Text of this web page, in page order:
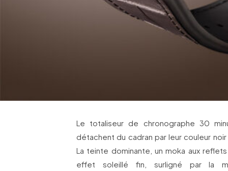
Le totaliseur de chronographe 30
détachent du cadran par leur couleur
La teinte dominante, un moka aux
effet soleillé fin, surligné par la